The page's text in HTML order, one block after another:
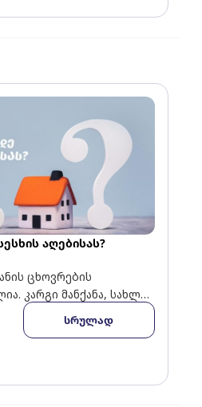
აღებისას?
ცხოვრების
კარგი მანქანა, სახლი,
მიზეზი გვაქვს
ხშირად ვესტუმროთ
სრულად